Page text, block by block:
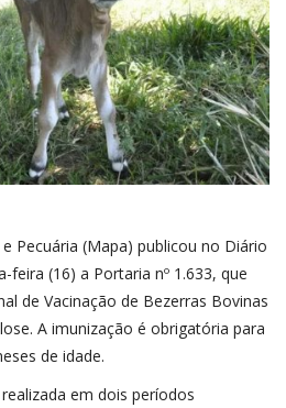
Pecuária (Mapa) publicou no Diário
feira (16) a Portaria nº 1.633, que
de Vacinação de Bezerras Bovinas
A imunização é obrigatória para
de idade.
em dois períodos